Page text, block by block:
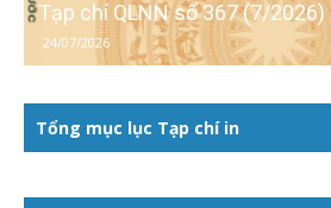
Tạp chí QLNN số 367 (7/2026)
24/07/2026
Tổng mục lục Tạp chí in